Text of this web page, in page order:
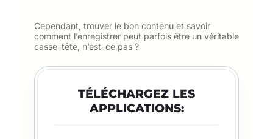
Cependant, trouver le bon contenu et savoir
comment l’enregistrer peut parfois être un véritable
casse-tête, n’est-ce pas ?
TÉLÉCHARGEZ LES
APPLICATIONS: